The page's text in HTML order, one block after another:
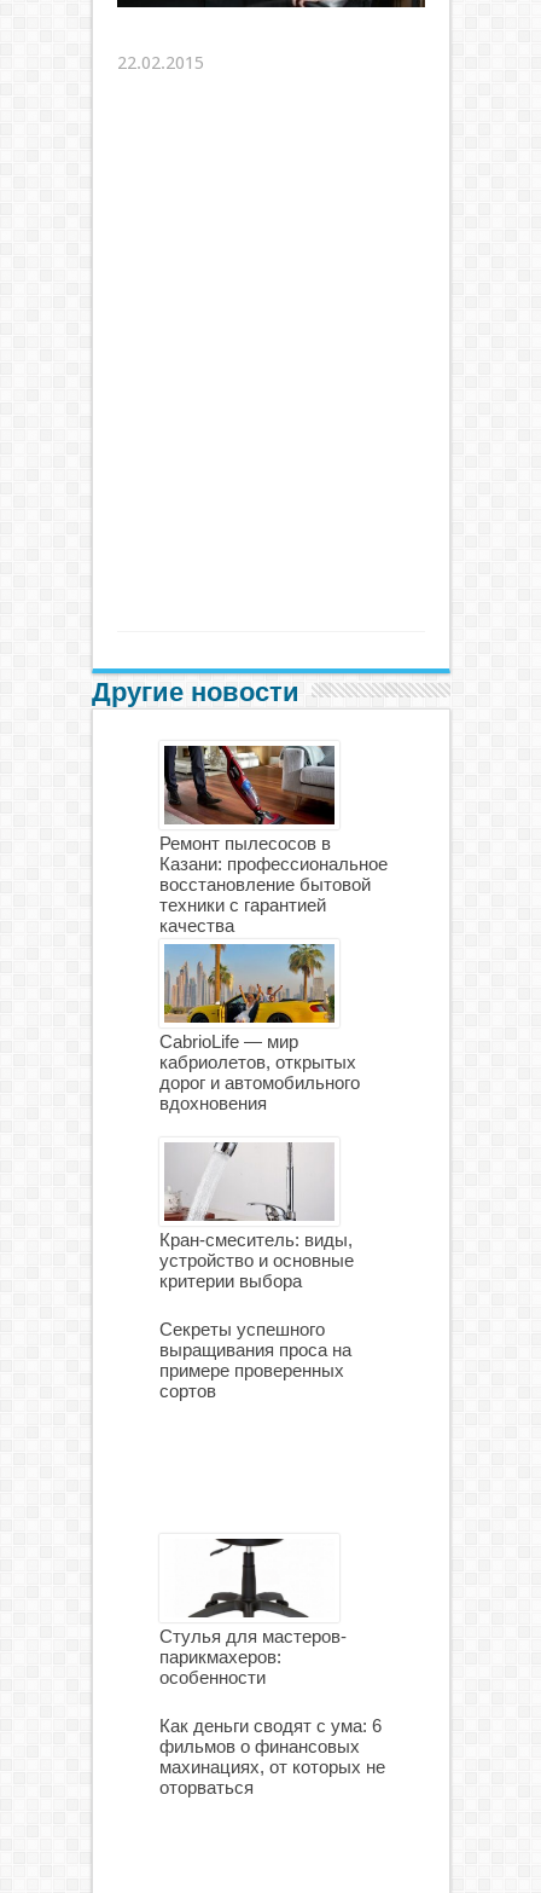
22.02.2015
Другие новости
Ремонт пылесосов в
Казани: профессиональное
восстановление бытовой
техники с гарантией
качества
CabrioLife — мир
кабриолетов, открытых
дорог и автомобильного
вдохновения
Кран-смеситель: виды,
устройство и основные
критерии выбора
Секреты успешного
выращивания проса на
примере проверенных
сортов
Стулья для мастеров-
парикмахеров:
особенности
Как деньги сводят с ума: 6
фильмов о финансовых
махинациях, от которых не
оторваться